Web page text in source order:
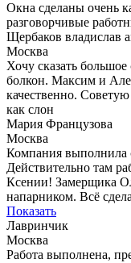
Окна сделаны очень
разговорчивые
Щербаков владислав
Москва
Хочу сказать
болкон. Максим и
качественно.
как слон
Мария Французова
Москва
Компания выполнила
Действительно там
Ксении! Замерщика
напарником. Всё
Показать
Лавринчик
Москва
Работа выполнена,